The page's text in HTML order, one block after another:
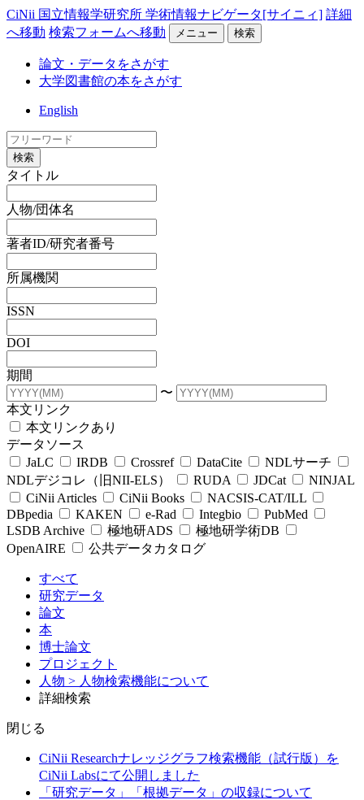
CiNii 国立情報学研究所 学術情報ナビゲータ[サイニィ] 詳細
へ移動 検索フォームへ移動 メニュー 検索
論文・データをさがす
大学図書館の本をさがす
English
検索
タイトル
人物/団体名
著者ID/研究者番号
所属機関
ISSN
DOI
期間
〜
本文リンク
本文リンクあり
データソース
JaLC
IRDB Crossref DataCite
NDLサーチ
NDLデジコレ（旧NII-ELS）
RUDA JDCat
NINJAL
CiNii Articles
CiNii Books
NACSIS-CAT/ILL
DBpedia
KAKEN e-Rad Integbio
PubMed
LSDB Archive
極地研ADS
極地研学術DB
OpenAIRE
公共データカタログ
すべて
研究データ
論文
本
博士論文
プロジェクト
人物 > 人物検索機能について
詳細検索
閉じる
CiNii Researchナレッジグラフ検索機能（試行版）を
CiNii Labsにて公開しました
「研究データ」「根拠データ」の収録について